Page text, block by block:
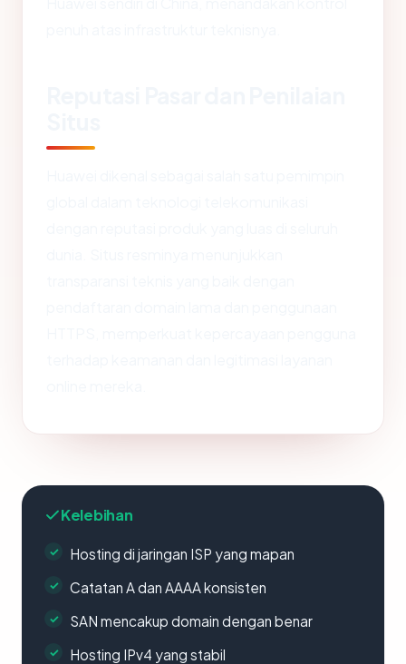
Kelebihan
Hosting di jaringan ISP yang mapan
Catatan A dan AAAA konsisten
SAN mencakup domain dengan benar
Hosting IPv4 yang stabil